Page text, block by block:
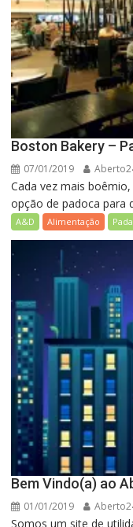
Boston Bakery –
07/01/2019
Cada vez mais
opção de padoca para
A&D Alimentação
Bem Vindo(a) ao
01/01/2019
Somos um site de